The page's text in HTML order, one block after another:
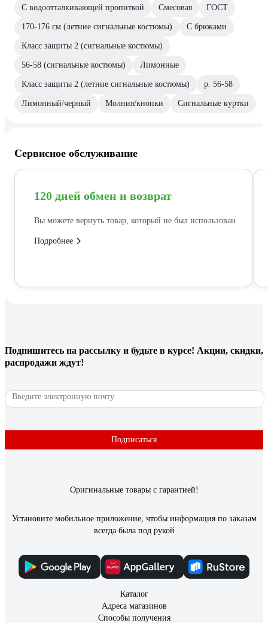
С водоотталкивающей пропиткой Смесовая ГОСТ
170-176 см (летние сигнальные костюмы) С брюками
Класс защиты 2 (сигнальные костюмы)
56-58 (сигнальные костюмы) Лимонные
Класс защиты 2 (летние сигнальные костюмы) р. 56-58
Лимонный/черный Молния/кнопки Сигнальные куртки
Сервисное обслуживание
120 дней обмен и возврат
Вы можете вернуть товар, который не был использован
Подробнее
Подпишитесь на рассылку и будьте в курсе! Акции, скидки,
распродажи ждут!
Подписаться
Оригинальные товары с гарантией!
Установите мобильное приложение, чтобы информация по заказам
всегда была под рукой
Каталог
Адреса магазинов
Способы получения